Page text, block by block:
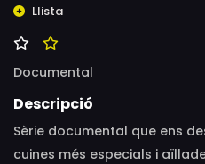
Llista
Documental
Descripció
Sèrie documental que ens
cuines més especials i